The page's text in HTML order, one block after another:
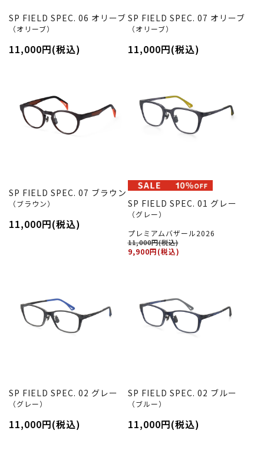
SP FIELD SPEC. 06 オリーブ
（オリーブ）
11,000円(税込)
SP FIELD SPEC. 07 オリーブ
（オリーブ）
11,000円(税込)
SP FIELD SPEC. 07 ブラウン
（ブラウン）
11,000円(税込)
SP FIELD SPEC. 01 グレー
（グレー）
プレミアムバザール2026
11,000円(税込)
9,900円(税込)
SP FIELD SPEC. 02 グレー
（グレー）
11,000円(税込)
SP FIELD SPEC. 02 ブルー
（ブルー）
11,000円(税込)